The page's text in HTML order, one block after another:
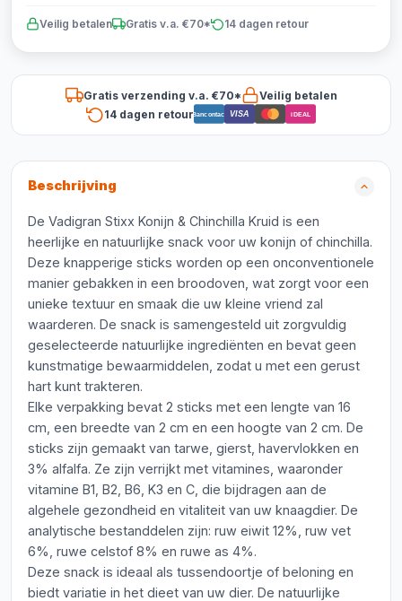
Veilig betalen Gratis v.a. €70* 14 dagen retour
Gratis verzending v.a. €70*
Veilig betalen
14 dagen retourBancontact VISA iDEAL
Beschrijving
De Vadigran Stixx Konijn & Chinchilla Kruid is een
heerlijke en natuurlijke snack voor uw konijn of chinchilla.
Deze knapperige sticks worden op een onconventionele
manier gebakken in een broodoven, wat zorgt voor een
unieke textuur en smaak die uw kleine vriend zal
waarderen. De snack is samengesteld uit zorgvuldig
geselecteerde natuurlijke ingrediënten en bevat geen
kunstmatige bewaarmiddelen, zodat u met een gerust
hart kunt trakteren.
Elke verpakking bevat 2 sticks met een lengte van 16
cm, een breedte van 2 cm en een hoogte van 2 cm. De
sticks zijn gemaakt van tarwe, gierst, havervlokken en
3% alfalfa. Ze zijn verrijkt met vitamines, waaronder
vitamine B1, B2, B6, K3 en C, die bijdragen aan de
algehele gezondheid en vitaliteit van uw knaagdier. De
analytische bestanddelen zijn: ruw eiwit 12%, ruw vet
6%, ruwe celstof 8% en ruwe as 4%.
Deze snack is ideaal als tussendoortje of beloning en
biedt variatie in het dieet van uw dier. De natuurlijke